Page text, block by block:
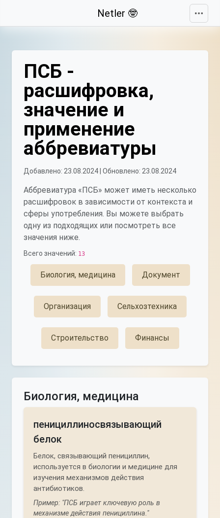
Netler 🤓
ПСБ -
расшифровка,
значение и
применение
аббревиатуры
Добавлено: 23.08.2024 | Обновлено: 23.08.2024
Аббревиатура «ПСБ» может иметь несколько
расшифровок в зависимости от контекста и
сферы употребления. Вы можете выбрать
одну из подходящих или посмотреть все
значения ниже.
Всего значений: 13
Биология, медицина Документ
Организация Сельхозтехника
Строительство Финансы
Биология, медицина
пенициллиносвязывающий
белок
Белок, связывающий пенициллин,
используется в биологии и медицине для
изучения механизмов действия
антибиотиков.
Пример: "ПСБ играет ключевую роль в
механизме действия пенициллина."